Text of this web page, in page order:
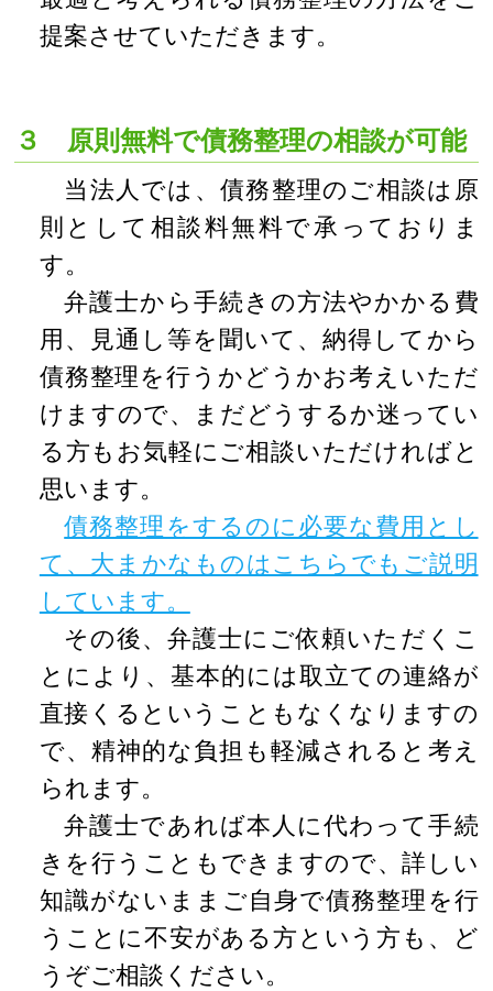
提案させていただきます。
３ 原則無料で債務整理の相談が可能
当法人では、債務整理のご相談は原
則として相談料無料で承っておりま
す。
弁護士から手続きの方法やかかる費
用、見通し等を聞いて、納得してから
債務整理を行うかどうかお考えいただ
けますので、まだどうするか迷ってい
る方もお気軽にご相談いただければと
思います。
債務整理をするのに必要な費用とし
て、大まかなものはこちらでもご説明
しています。
その後、弁護士にご依頼いただくこ
とにより、基本的には取立ての連絡が
直接くるということもなくなりますの
で、精神的な負担も軽減されると考え
られます。
弁護士であれば本人に代わって手続
きを行うこともできますので、詳しい
知識がないままご自身で債務整理を行
うことに不安がある方という方も、ど
うぞご相談ください。